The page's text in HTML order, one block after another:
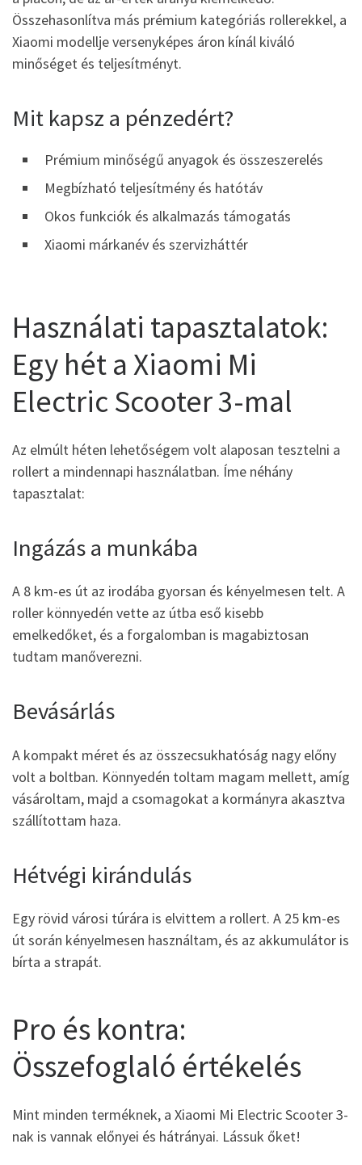
Összehasonlítva más prémium kategóriás rollerekkel, a
Xiaomi modellje versenyképes áron kínál kiváló
minőséget és teljesítményt.
Mit kapsz a pénzedért?
Prémium minőségű anyagok és összeszerelés
Megbízható teljesítmény és hatótáv
Okos funkciók és alkalmazás támogatás
Xiaomi márkanév és szervizháttér
Használati tapasztalatok:
Egy hét a Xiaomi Mi
Electric Scooter 3-mal
Az elmúlt héten lehetőségem volt alaposan tesztelni a
rollert a mindennapi használatban. Íme néhány
tapasztalat:
Ingázás a munkába
A 8 km-es út az irodába gyorsan és kényelmesen telt. A
roller könnyedén vette az útba eső kisebb
emelkedőket, és a forgalomban is magabiztosan
tudtam manőverezni.
Bevásárlás
A kompakt méret és az összecsukhatóság nagy előny
volt a boltban. Könnyedén toltam magam mellett, amíg
vásároltam, majd a csomagokat a kormányra akasztva
szállítottam haza.
Hétvégi kirándulás
Egy rövid városi túrára is elvittem a rollert. A 25 km-es
út során kényelmesen használtam, és az akkumulátor is
bírta a strapát.
Pro és kontra:
Összefoglaló értékelés
Mint minden terméknek, a Xiaomi Mi Electric Scooter 3-
nak is vannak előnyei és hátrányai. Lássuk őket!